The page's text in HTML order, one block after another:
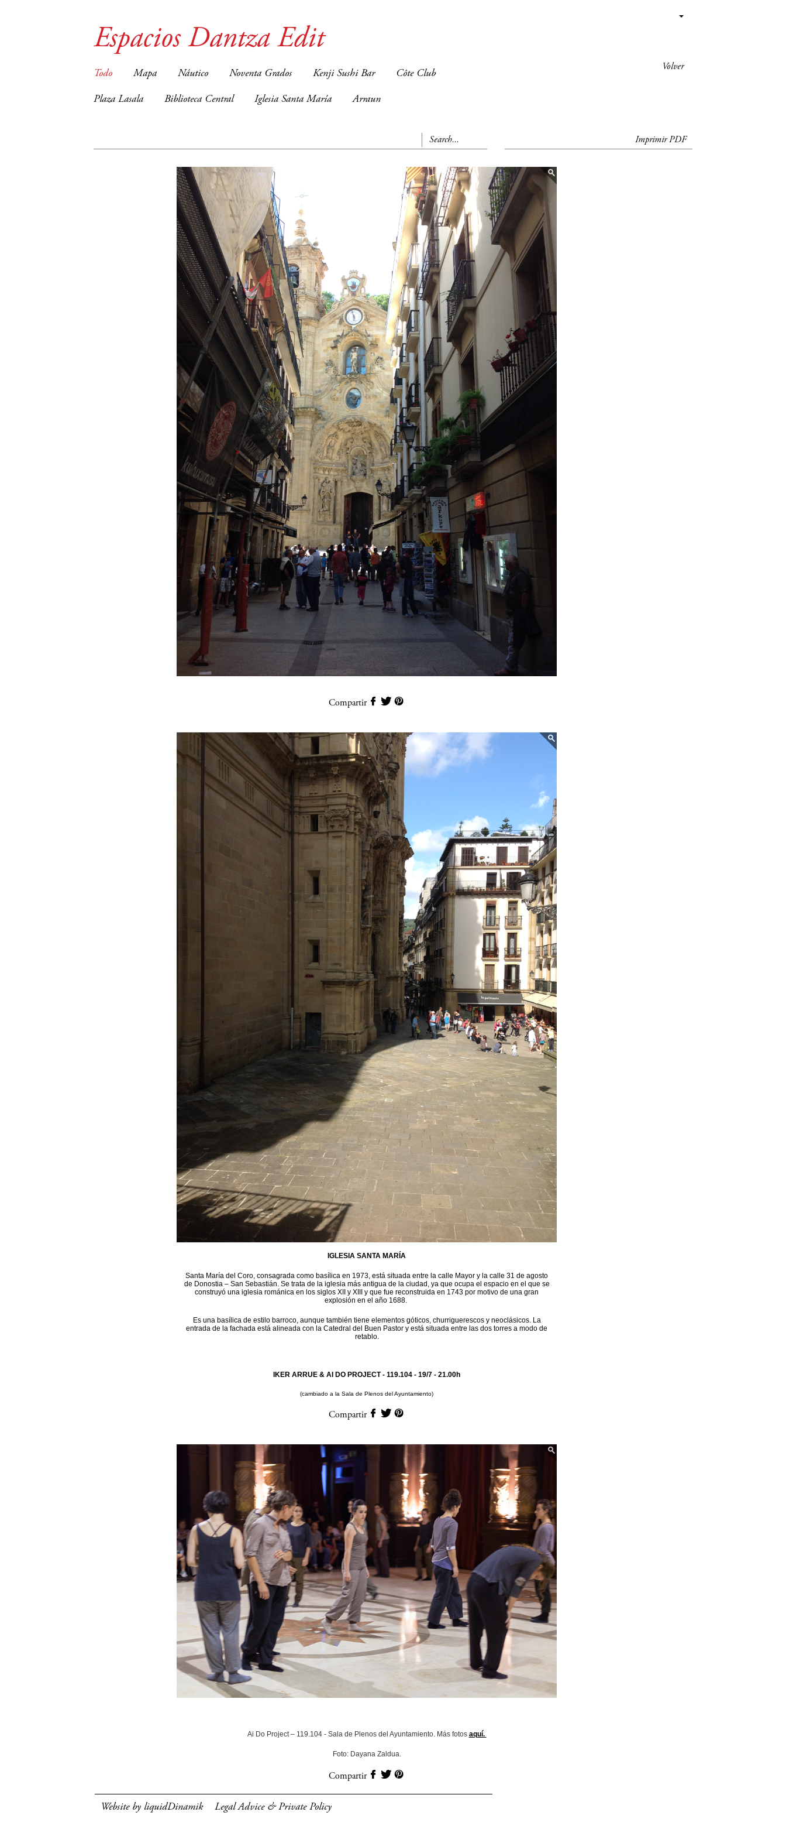
Volver
Espacios Dantza Edit
Todo Mapa Náutico Noventa Grados Kenji Sushi Bar Côte Club
Plaza Lasala Biblioteca Central Iglesia Santa María Arraun
Imprimir PDF
Compartir
IGLESIA SANTA MARÍA
Santa María del Coro, consagrada como basílica en 1973, está situada entre la calle Mayor y la calle 31 de agosto
de Donostia – San Sebastián. Se trata de la iglesia más antigua de la ciudad, ya que ocupa el espacio en el que se
construyó una iglesia románica en los siglos XII y XIII y que fue reconstruida en 1743 por motivo de una gran
explosión en el año 1688.
Es una basílica de estilo barroco, aunque también tiene elementos góticos, churriguerescos y neoclásicos. La
entrada de la fachada está alineada con la Catedral del Buen Pastor y está situada entre las dos torres a modo de
retablo.
IKER ARRUE & AI DO PROJECT - 119.104 - 19/7 - 21.00h
(cambiado a la Sala de Plenos del Ayuntamiento)
Compartir
Ai Do Project – 119.104 - Sala de Plenos del Ayuntamiento. Más fotos aquí.
Foto: Dayana Zaldua.
Compartir
Website by liquidDinamik Legal Advice & Private Policy